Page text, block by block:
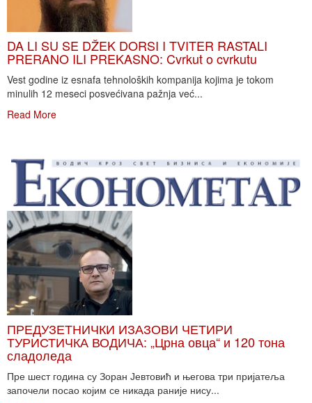
DA LI SU SE DŽEK DORSI I TVITER RASTALI
PRERANO ILI PREKASNO: Cvrkut o cvrkutu
Vest godine iz esnafa tehnoloških kompanija kojima je tokom
minulih 12 meseci posvećivana pažnja već...
Read More
ПРЕДУЗЕТНИЧКИ ИЗАЗОВИ ЧЕТИРИ
ТУРИСТИЧКА ВОДИЧА: „Црна овца“ и 120 тона
сладоледа
Пре шест година су Зоран Јевтовић и његова три пријатеља
започели посао којим се никада раније нису...